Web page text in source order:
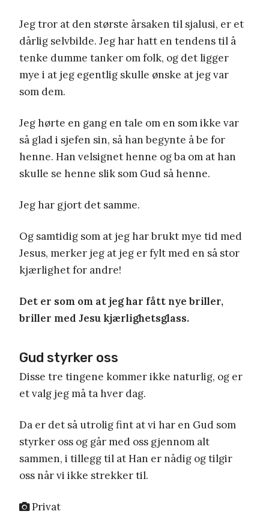
Jeg tror at den største årsaken til sjalusi, er et
dårlig selvbilde. Jeg har hatt en tendens til å
tenke dumme tanker om folk, og det ligger
mye i at jeg egentlig skulle ønske at jeg var
som dem.
Jeg hørte en gang en tale om en som ikke var
så glad i sjefen sin, så han begynte å be for
henne. Han velsignet henne og ba om at han
skulle se henne slik som Gud så henne.
Jeg har gjort det samme.
Og samtidig som at jeg har brukt mye tid med
Jesus, merker jeg at jeg er fylt med en så stor
kjærlighet for andre!
Det er som om at jeg har fått nye briller,
briller med Jesu kjærlighetsglass.
Gud styrker oss
Disse tre tingene kommer ikke naturlig, og er
et valg jeg må ta hver dag.
Da er det så utrolig fint at vi har en Gud som
styrker oss og går med oss gjennom alt
sammen, i tillegg til at Han er nådig og tilgir
oss når vi ikke strekker til.
Privat